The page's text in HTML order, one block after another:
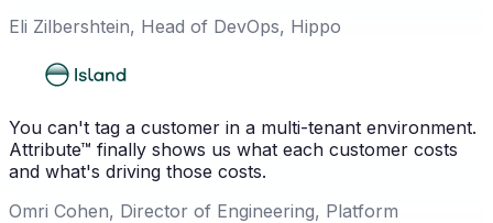
Eli Zilbershtein, Head of DevOps, Hippo
You can't tag a customer in a multi-tenant environment.
Attribute™ finally shows us what each customer costs
and what's driving those costs.
Omri Cohen, Director of Engineering, Platform